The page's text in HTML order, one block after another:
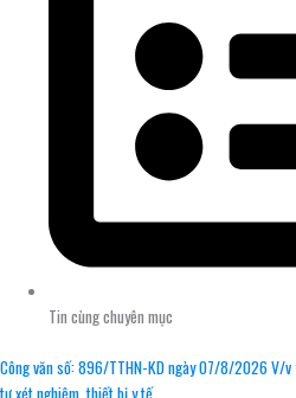
Tin cùng chuyên mục
Công văn số: 896/TTHN-KD ngày 07/8/2026 V/
tư xét nghiệm, thiết bị y tế